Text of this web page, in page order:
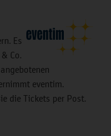
Es
Co.
eventim.
die Tickets per Post.